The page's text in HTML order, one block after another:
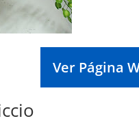
Ver Página